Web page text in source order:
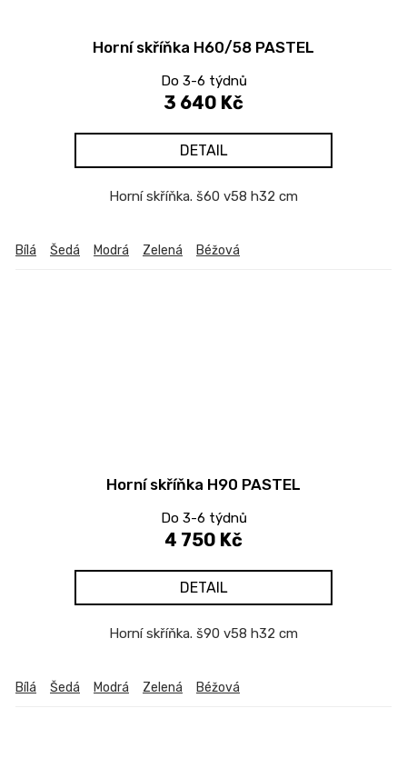
Horní skříňka H60/58 PASTEL
Do 3-6 týdnů
3 640 Kč
DETAIL
Horní skříňka. š60 v58 h32 cm
Bílá Šedá Modrá Zelená Béžová
Horní skříňka H90 PASTEL
Do 3-6 týdnů
4 750 Kč
DETAIL
Horní skříňka. š90 v58 h32 cm
Bílá Šedá Modrá Zelená Béžová